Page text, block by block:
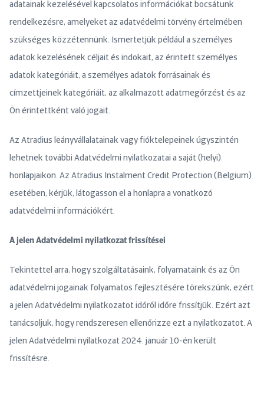
adatainak kezelésével kapcsolatos információkat bocsátunk
rendelkezésre, amelyeket az adatvédelmi törvény értelmében
szükséges közzétennünk. Ismertetjük például a személyes
adatok kezelésének céljait és indokait, az érintett személyes
adatok kategóriáit, a személyes adatok forrásainak és
címzettjeinek kategóriáit, az alkalmazott adatmegőrzést és az
Ön érintettként való jogait.
Az Atradius leányvállalatainak vagy fióktelepeinek úgyszintén
lehetnek további Adatvédelmi nyilatkozatai a saját (helyi)
honlapjaikon. Az Atradius Instalment Credit Protection (Belgium)
esetében, kérjük, látogasson el a honlapra a vonatkozó
adatvédelmi információkért.
A jelen Adatvédelmi nyilatkozat frissítései
Tekintettel arra, hogy szolgáltatásaink, folyamataink és az Ön
adatvédelmi jogainak folyamatos fejlesztésére törekszünk, ezért
a jelen Adatvédelmi nyilatkozatot időről időre frissítjük. Ezért azt
tanácsoljuk, hogy rendszeresen ellenőrizze ezt a nyilatkozatot. A
jelen Adatvédelmi nyilatkozat 2024. január 10-én került
frissítésre.